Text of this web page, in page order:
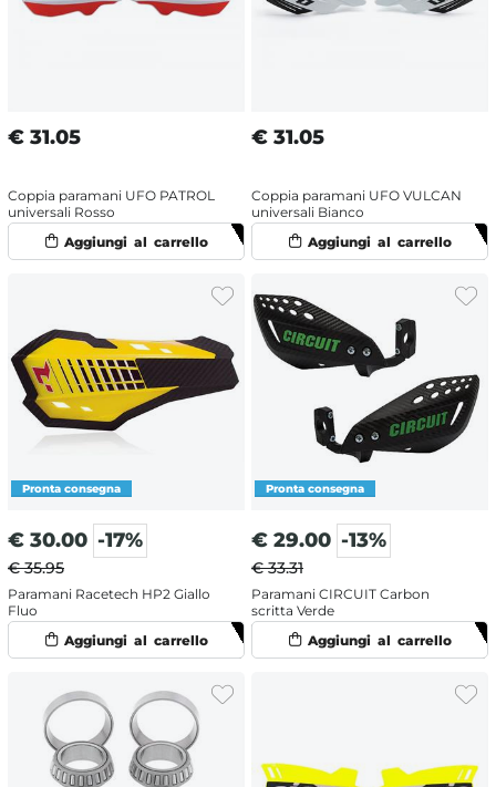
€ 31.05
Coppia paramani UFO PATROL
universali Rosso
€ 31.05
Coppia paramani UFO VULCAN
universali Bianco
€ 30.00 -17%
€ 35.95
Paramani Racetech HP2 Giallo
Fluo
€ 29.00 -13%
€ 33.31
Paramani CIRCUIT Carbon
scritta Verde